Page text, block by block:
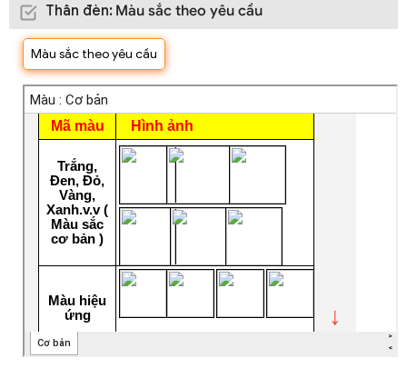
Thân đèn: Màu sắc theo yêu cầu
Màu sắc theo yêu cầu